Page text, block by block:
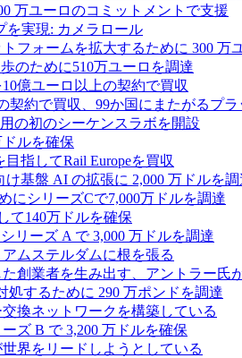
万ユーロのコミットメントで支援
を実現: カメラロール
トフォームを拡大するために 300
のために510万ユーロを調達
億ユーロ以上の契約で買収
契約で買収、99か国にまたがるプ
の初のシーケンスラボを開設
ドルを確保
指してRail Europeを買収
基盤 AI の拡張に 2,000 万ドルを調
にシリーズCで7,000万ドルを調達
て140万ドルを確保
リーズ A で 3,000 万ドルを調達
ムステルダムに根を張る
創業者を生み出す、アントラー氏
処するために 290 万ポンドを調達
換ネットワークを構築している
ズ B で 3,200 万ドルを確保
界をリードしようとしている